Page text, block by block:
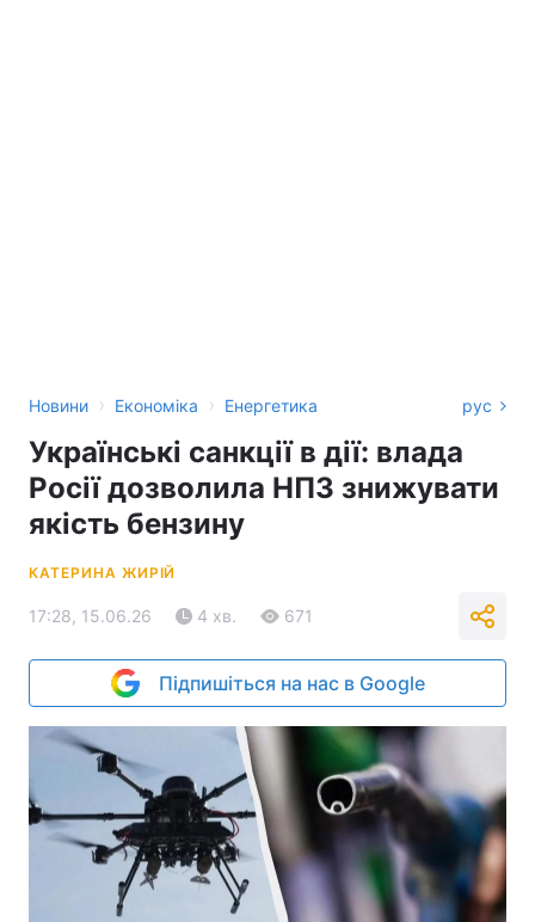
Новини › Економіка › Енергетика рус
Українські санкції в дії: влада
Росії дозволила НПЗ знижувати
якість бензину
КАТЕРИНА ЖИРІЙ
17:28, 15.06.26 4 хв. 671
Підпишіться на нас в Google